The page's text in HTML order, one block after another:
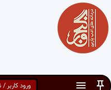
ورود کاربر